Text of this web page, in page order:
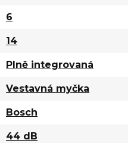
6
14
Plně integrovaná
Vestavná myčka
Bosch
44 dB